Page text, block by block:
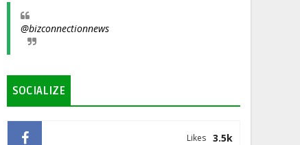
@bizconnectionnews
SOCIALIZE
3.5k
Likes